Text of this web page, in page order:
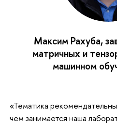
Максим Рахуба,
матричных и
машинном
«Тематика
чем занимается наша